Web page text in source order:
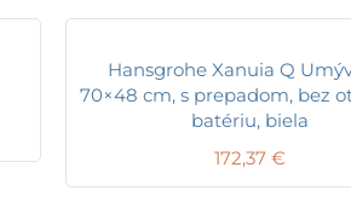
Hansgrohe Xanuia Q
70×48 cm, s prepadom, bez
batériu, biela
172,37 €